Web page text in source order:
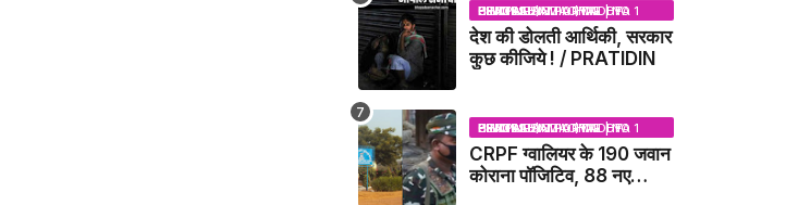
BHOPAL SAMACHAR | NO 1 HINDI NEWS PORTAL OF CENTRAL INDIA (MADHYA PRADESH)
देश की डोलती आर्थिकी, सरकार
कुछ कीजिये ! / PRATIDIN
BHOPAL SAMACHAR | NO 1 HINDI NEWS PORTAL OF CENTRAL INDIA (MADHYA PRADESH)
CRPF ग्वालियर के 190 जवान
कोराना पॉजिटिव, 88 नए